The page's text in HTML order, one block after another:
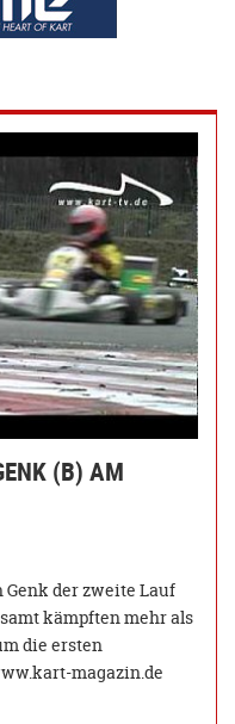
(B) AM
Genk der zweite Lauf
kämpften mehr als
die ersten
magazin.de